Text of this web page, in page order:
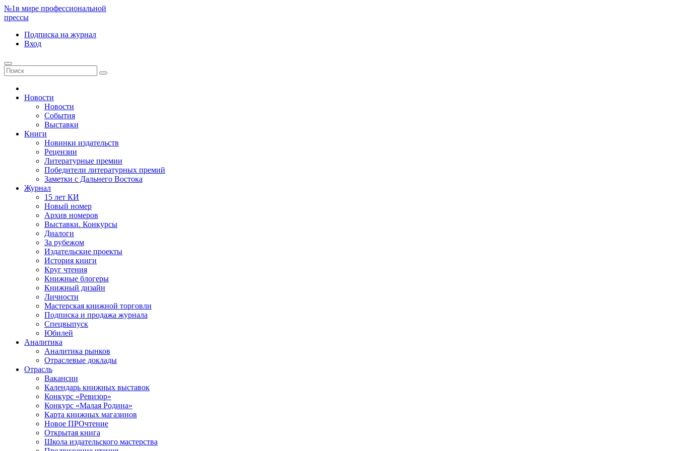
№1в мире профессиональной
прессы
Подписка на журнал
Вход
Новости
Новости
События
Выставки
Книги
Новинки издательств
Рецензии
Литературные премии
Победители литературных премий
Заметки с Дальнего Востока
Журнал
15 лет КИ
Новый номер
Архив номеров
Выставки. Конкурсы
Диалоги
За рубежом
Издательские проекты
История книги
Круг чтения
Книжные блогеры
Книжный дизайн
Личности
Мастерская книжной торговли
Подписка и продажа журнала
Спецвыпуск
Юбилей
Аналитика
Аналитика рынков
Отраслевые доклады
Отрасль
Вакансии
Календарь книжных выставок
Конкурс «Ревизор»
Конкурс «Малая Родина»
Карта книжных магазинов
Новое ПРОчтение
Открытая книга
Школа издательского мастерства